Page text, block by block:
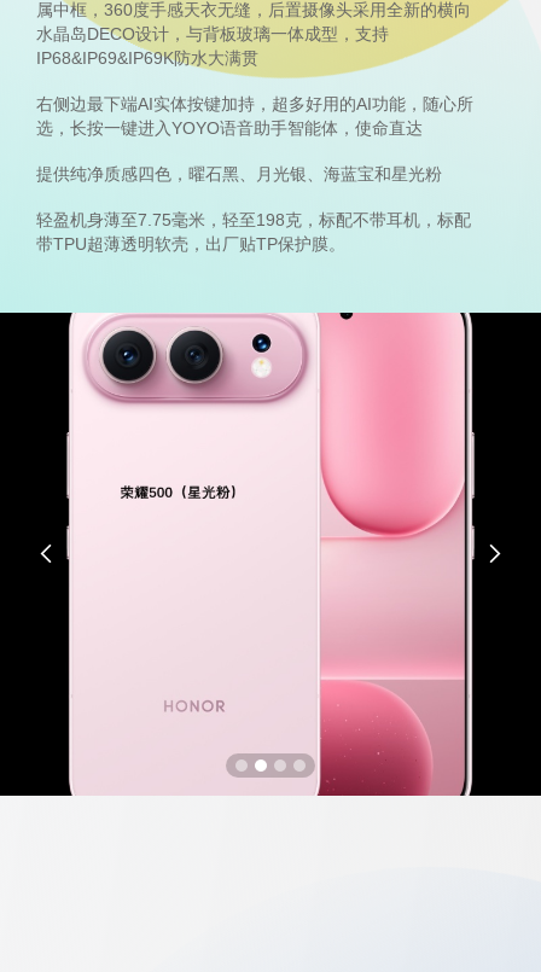
属中框，360度手感天衣无缝，后置摄像头采用全新的横向
水晶岛DECO设计，与背板玻璃一体成型，支持
IP68&IP69&IP69K防水大满贯
右侧边最下端AI实体按键加持，超多好用的AI功能，随心所
选，长按一键进入YOYO语音助手智能体，使命直达
提供纯净质感四色，曜石黑、月光银、海蓝宝和星光粉
轻盈机身薄至7.75毫米，轻至198克，标配不带耳机，标配
带TPU超薄透明软壳，出厂贴TP保护膜。
 